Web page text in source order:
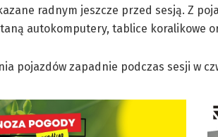
radnym jeszcze przed sesją. Z
autokomputery, tablice koralikowe
pojazdów zapadnie podczas sesji w